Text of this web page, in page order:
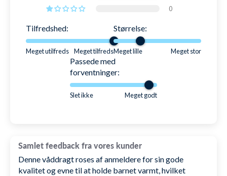
holdbarhed, så det altid blot er størrelsen
barnet vokser ud af.
For optimal rengøring og opbevaring anbefales det
at dragten vaskes i koldt vand efter brug og derefter
hænges op og lægges sammen. Så er den klar til
endnu en tur i vandet derefter.
0
Tilfredshed:
Meget utilfreds Meget tilfreds
Størrelse:
Meget lille Meget stor
Passede med
forventninger:
Slet ikke Meget godt
Samlet feedback fra vores kunder
Denne våddragt roses af anmeldere for sin gode
kvalitet og evne til at holde barnet varmt, hvilket